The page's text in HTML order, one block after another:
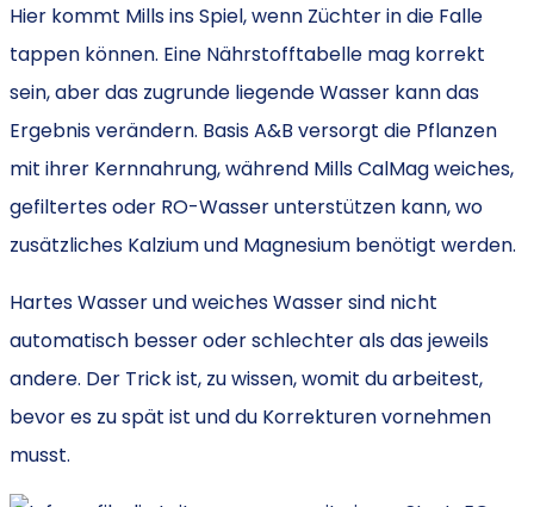
Hier kommt Mills ins Spiel, wenn Züchter in die Falle
tappen können. Eine Nährstofftabelle mag korrekt
sein, aber das zugrunde liegende Wasser kann das
Ergebnis verändern. Basis A&B versorgt die Pflanzen
mit ihrer Kernnahrung, während Mills CalMag weiches,
gefiltertes oder RO-Wasser unterstützen kann, wo
zusätzliches Kalzium und Magnesium benötigt werden.
Hartes Wasser und weiches Wasser sind nicht
automatisch besser oder schlechter als das jeweils
andere. Der Trick ist, zu wissen, womit du arbeitest,
bevor es zu spät ist und du Korrekturen vornehmen
musst.